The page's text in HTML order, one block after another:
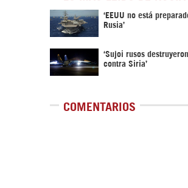
‘EEUU no está
Rusia’
‘Sujoi rusos
contra Siria’
COMENTARIOS